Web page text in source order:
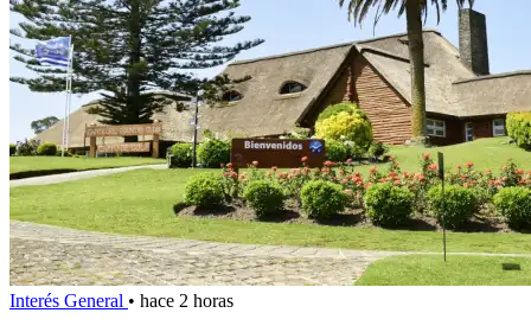
Interés General • hace 2 horas